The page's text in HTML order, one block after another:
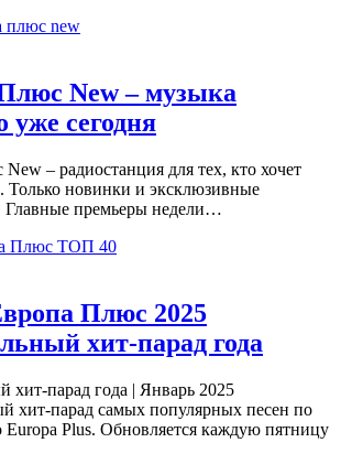
New – музыка
уже сегодня
– радиостанция для тех, кто хочет
Только новинки и эксклюзивные
Главные премьеры недели…
Плюс 2025
хит-парад года
хит-парад года | Январь 2025
хит-парад самых популярных песен по
Europa Plus. Обновляется каждую пятницу